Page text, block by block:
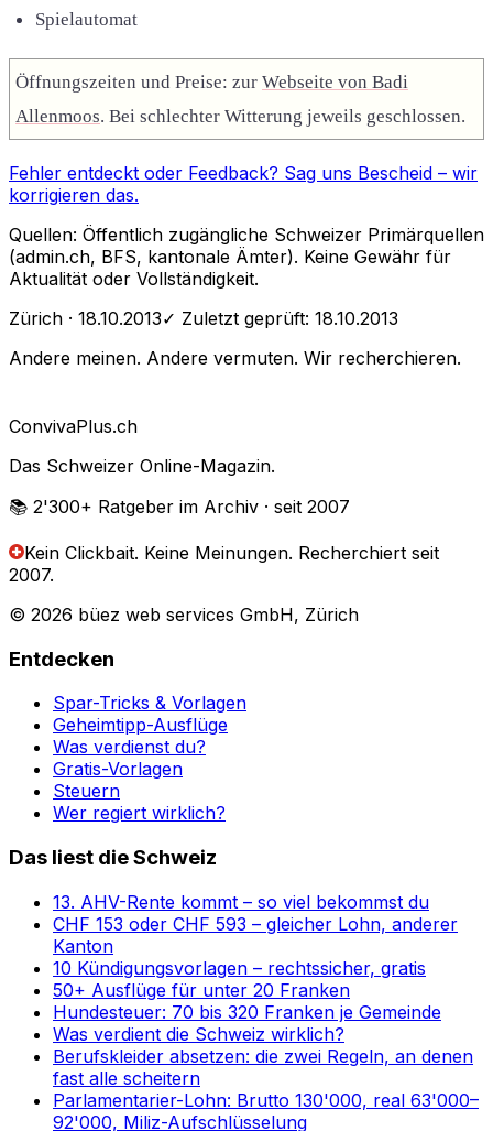
Spielautomat
Öffnungszeiten und Preise: zur Webseite von Badi
Allenmoos. Bei schlechter Witterung jeweils geschlossen.
Fehler entdeckt oder Feedback? Sag uns Bescheid – wir
korrigieren das.
Quellen: Öffentlich zugängliche Schweizer Primärquellen
(admin.ch, BFS, kantonale Ämter). Keine Gewähr für
Aktualität oder Vollständigkeit.
Zürich · 18.10.2013✓ Zuletzt geprüft: 18.10.2013
Andere meinen. Andere vermuten. Wir recherchieren.
ConvivaPlus.ch
Das Schweizer Online-Magazin.
📚 2'300+ Ratgeber im Archiv · seit 2007
Kein Clickbait. Keine Meinungen. Recherchiert seit
2007.
© 2026 büez web services GmbH, Zürich
Entdecken
Spar-Tricks & Vorlagen
Geheimtipp-Ausflüge
Was verdienst du?
Gratis-Vorlagen
Steuern
Wer regiert wirklich?
Das liest die Schweiz
13. AHV-Rente kommt – so viel bekommst du
CHF 153 oder CHF 593 – gleicher Lohn, anderer
Kanton
10 Kündigungsvorlagen – rechtssicher, gratis
50+ Ausflüge für unter 20 Franken
Hundesteuer: 70 bis 320 Franken je Gemeinde
Was verdient die Schweiz wirklich?
Berufskleider absetzen: die zwei Regeln, an denen
fast alle scheitern
Parlamentarier-Lohn: Brutto 130'000, real 63'000–
92'000, Miliz-Aufschlüsselung